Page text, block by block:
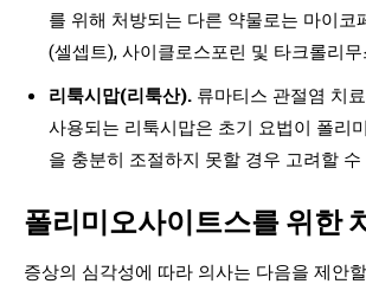
를 위해 처방되는 다른 약물로는 마이코
(셀셉트), 사이클로스포린 및 타크롤리
리툭시맙(리툭산). 류마티스 관절염 치
사용되는 리툭시맙은 초기 요법이 폴리
을 충분히 조절하지 못할 경우 고려할
폴리미오사이트스를 위한
증상의 심각성에 따라 의사는 다음을 제안